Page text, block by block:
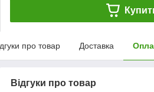
про товар Доставка
Відгуки про товар